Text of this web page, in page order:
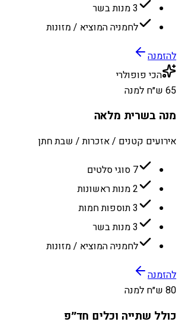
3 מנות בשר
לחמניה המוציא / מזונות
להזמנה
הכי פופולרי
65 ש״ח למנה
מנה בשרית מלאה
אירועים קטנים / אזכרות / שבת חתן
7 סוגי סלטים
2 מנות ראשונות
3 תוספות חמות
3 מנות בשר
לחמניה המוציא / מזונות
להזמנה
80 ש״ח למנה
כולל שתייה וכלים חד״פ